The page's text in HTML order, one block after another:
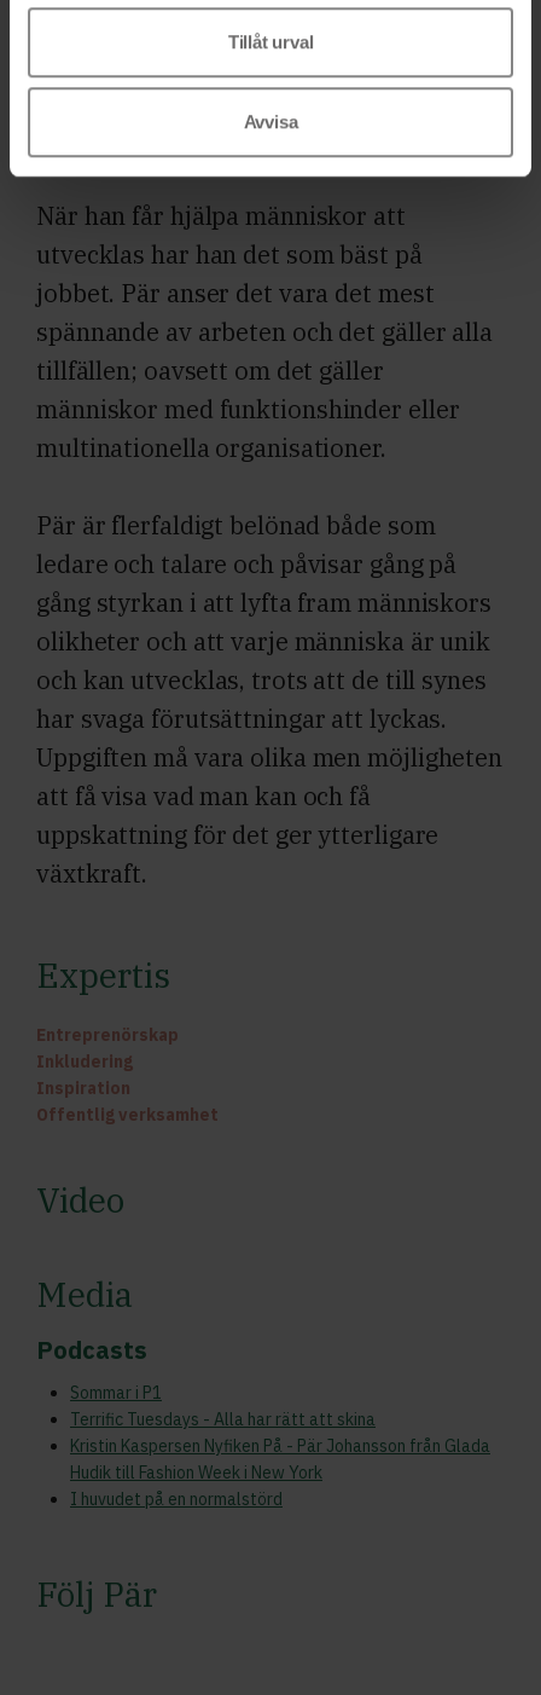
Tillåt urval
Avvisa
transparent ledarskap där man vågar
visa alla sidor av sig själv som människa.
När han får hjälpa människor att
utvecklas har han det som bäst på
jobbet. Pär anser det vara det mest
spännande av arbeten och det gäller alla
tillfällen; oavsett om det gäller
människor med funktionshinder eller
multinationella organisationer.
Pär är flerfaldigt belönad både som
ledare och talare och påvisar gång på
gång styrkan i att lyfta fram människors
olikheter och att varje människa är unik
och kan utvecklas, trots att de till synes
har svaga förutsättningar att lyckas.
Uppgiften må vara olika men möjligheten
att få visa vad man kan och få
uppskattning för det ger ytterligare
växtkraft.
Expertis
Entreprenörskap
Inkludering
Inspiration
Offentlig verksamhet
Video
Media
Podcasts
Sommar i P1
Terrific Tuesdays - Alla har rätt att skina
Kristin Kaspersen Nyfiken På - Pär Johansson från Glada
Hudik till Fashion Week i New York
I huvudet på en normalstörd
Följ Pär